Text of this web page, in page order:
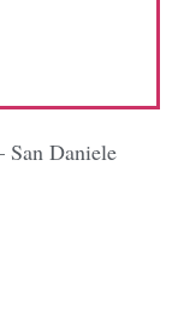
San Daniele